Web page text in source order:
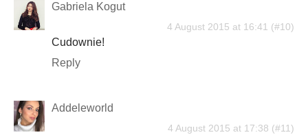
Gabriela Kogut
4 August 2015 at 16:41
Cudownie!
Reply
Addeleworld
4 August 2015 at 17:38